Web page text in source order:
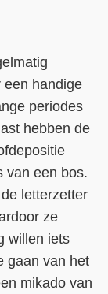
een handige
periodes
hebben de
van een bos.
letterzetter
ze
willen iets
gaan van het
mikado van